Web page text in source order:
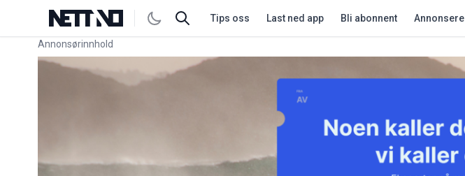
Tips oss Last ned app Bli abonnent Annonsere
Annonsørinnhold
Link for annonse